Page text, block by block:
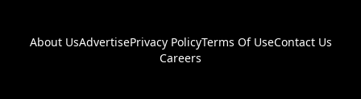
About UsAdvertisePrivacy PolicyTerms Of UseContact Us
Careers